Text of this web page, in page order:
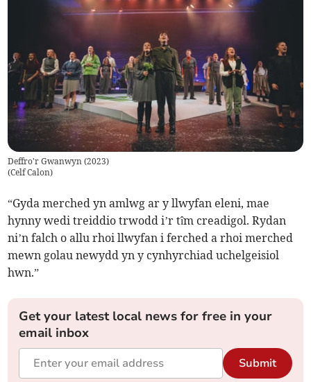
Deffro'r Gwanwyn (2023)
(Celf Calon)
“Gyda merched yn amlwg ar y llwyfan eleni, mae
hynny wedi treiddio trwodd i’r tîm creadigol. Rydan
ni’n falch o allu rhoi llwyfan i ferched a rhoi merched
mewn golau newydd yn y cynhyrchiad uchelgeisiol
hwn.”
Get your latest local news for free in your
email inbox
Submit